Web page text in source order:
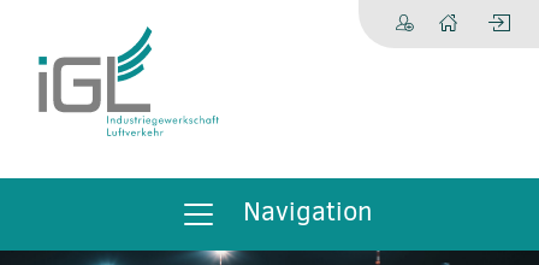
Navigation